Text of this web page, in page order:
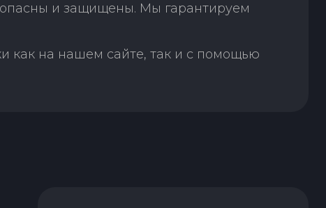
и защищены. Мы гарантируем
как на нашем сайте, так и с помощью